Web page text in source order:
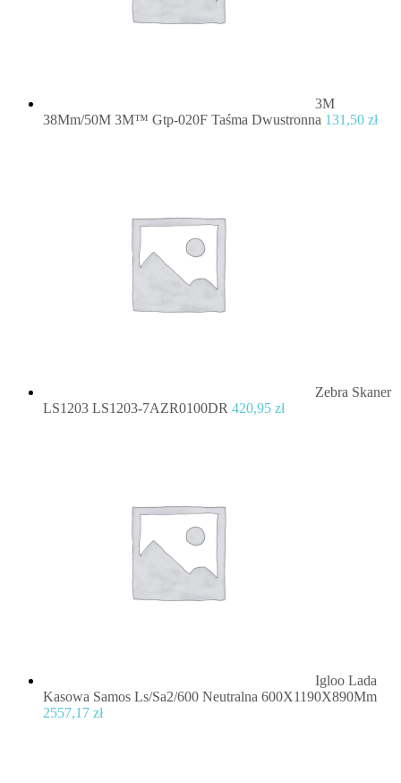
3M
38Mm/50M 3M™ Gtp-020F Taśma Dwustronna 131,50 zł
Zebra Skaner
LS1203 LS1203-7AZR0100DR 420,95 zł
Igloo Lada
Kasowa Samos Ls/Sa2/600 Neutralna 600X1190X890Mm
2557,17 zł